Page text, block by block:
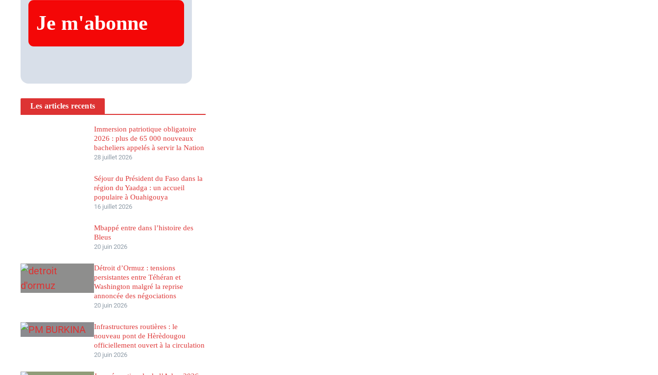
Les articles recents
Immersion patriotique obligatoire
2026 : plus de 65 000 nouveaux
bacheliers appelés à servir la Nation
28 juillet 2026
Séjour du Président du Faso dans la
région du Yaadga : un accueil
populaire à Ouahigouya
16 juillet 2026
Mbappé entre dans l’histoire des
Bleus
20 juin 2026
Détroit d’Ormuz : tensions
persistantes entre Téhéran et
Washington malgré la reprise
annoncée des négociations
20 juin 2026
Infrastructures routières : le
nouveau pont de Hèrèdougou
officiellement ouvert à la circulation
20 juin 2026